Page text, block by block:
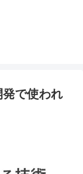
で使われ